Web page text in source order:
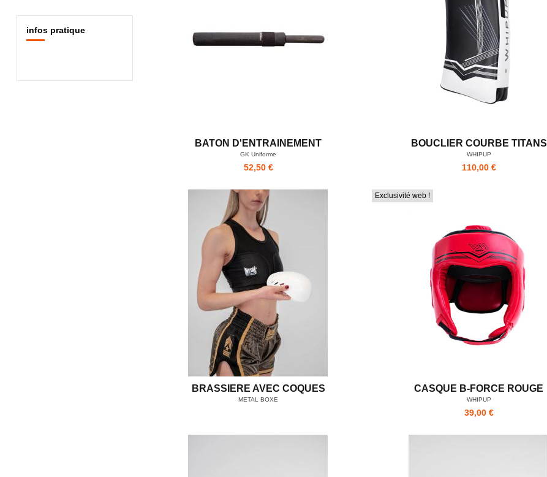
BATON D'ENTRAINEMENT
GK Uniforme
52,50 €
BOUCLIER COURBE TITANS
WHIPUP
110,00 €
BRASSIERE AVEC COQUES
METAL BOXE
Exclusivité web !
CASQUE B-FORCE ROUGE
WHIPUP
39,00 €
infos pratique